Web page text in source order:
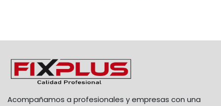
Acompañamos a profesionales y empresas con una